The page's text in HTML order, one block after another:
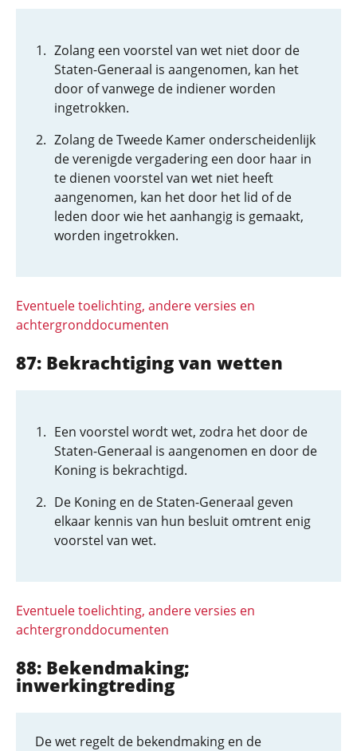
Zolang een voorstel van wet niet door de
Staten-Generaal is aangenomen, kan het
door of vanwege de indiener worden
ingetrokken.
Zolang de Tweede Kamer onderscheidenlijk
de verenigde vergadering een door haar in
te dienen voorstel van wet niet heeft
aangenomen, kan het door het lid of de
leden door wie het aanhangig is gemaakt,
worden ingetrokken.
Eventuele toelichting, andere versies en
achtergronddocumenten
87: Bekrachtiging van wetten
Een voorstel wordt wet, zodra het door de
Staten-Generaal is aangenomen en door de
Koning is bekrachtigd.
De Koning en de Staten-Generaal geven
elkaar kennis van hun besluit omtrent enig
voorstel van wet.
Eventuele toelichting, andere versies en
achtergronddocumenten
88: Bekendmaking;
inwerkingtreding
De wet regelt de bekendmaking en de